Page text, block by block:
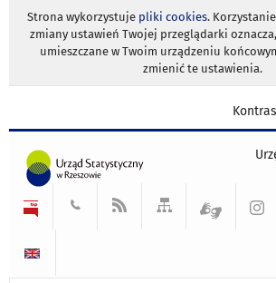
Strona wykorzystuje pliki cookies.
zmiany ustawień Twojej przeglądarki
umieszczane w Twoim urządzeniu
zmienić te ustawienia.